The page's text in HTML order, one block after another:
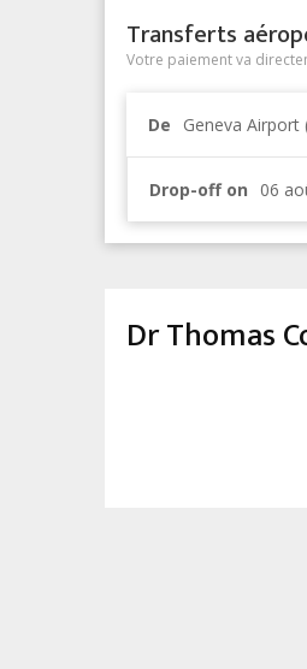
Transferts
Votre paiement va
De Geneva Airport
Drop-off on
Dr Thomas